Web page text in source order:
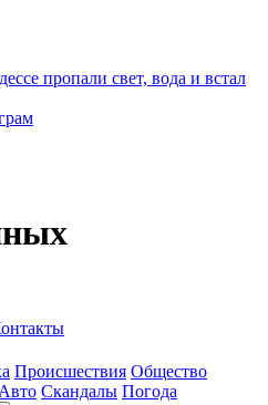
пропали свет, вода и встал
Происшествия Общество
Авто Скандалы Погода